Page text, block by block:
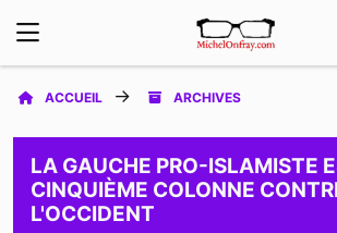
ACCUEIL ARCHIVES
LA GAUCHE PRO-ISLAMISTE
CINQUIÈME COLONNE
L'OCCIDENT